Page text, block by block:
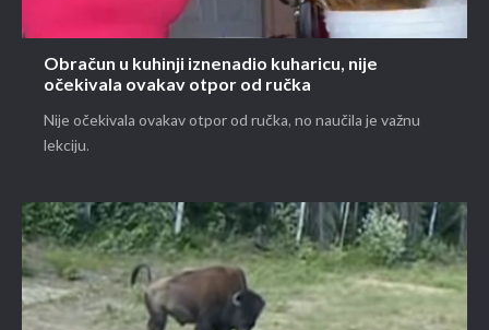
Obračun u kuhinji iznenadio kuharicu, nije
očekivala ovakav otpor od ručka
Nije očekivala ovakav otpor od ručka, no naučila je važnu
lekciju.